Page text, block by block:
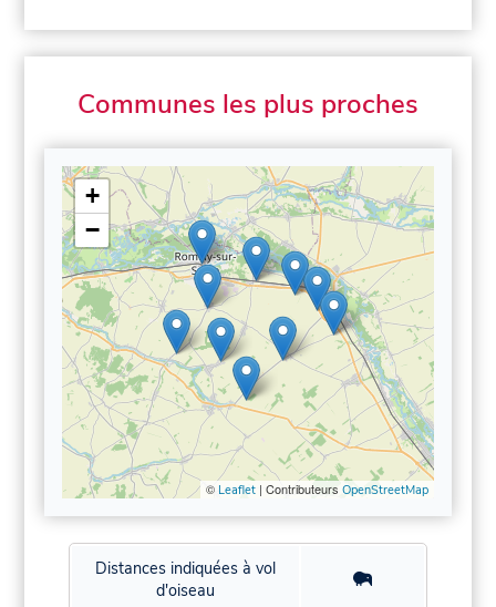
Communes les plus proches
+
−
© Leaflet| Contributeurs OpenStreetMap
Distances indiquées à vol
d'oiseau